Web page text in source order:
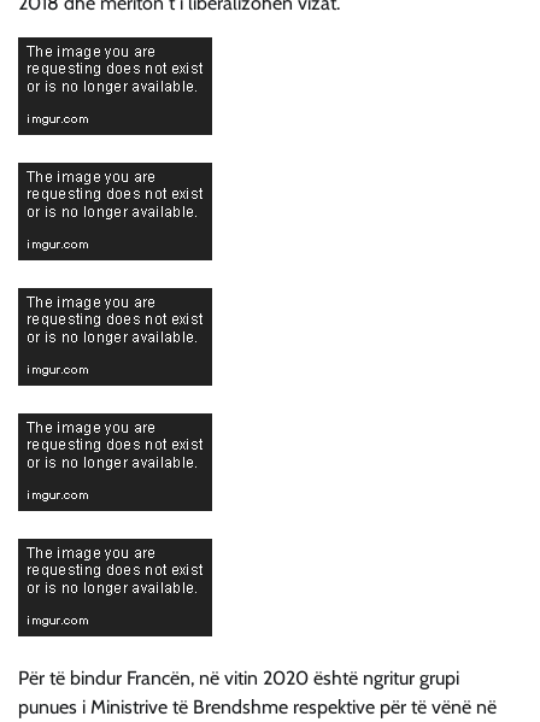
Për të bindur Francën, në vitin 2020 është ngritur grupi
punues i Ministrive të Brendshme respektive për të vënë në